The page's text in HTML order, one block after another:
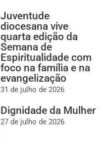
Juventude
diocesana vive
quarta edição da
Semana de
Espiritualidade com
foco na família e na
evangelização
31 de julho de 2026
Dignidade da Mulher
27 de julho de 2026